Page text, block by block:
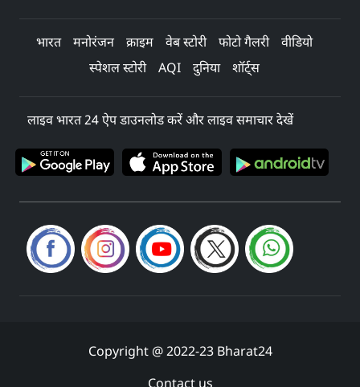
भारत मनोरंजन क्राइम वेब स्टोरी फोटो गैलरी
वीडियो
स्पेशल स्टोरी
AQI दुनिया शॉर्ट्स
लाइव भारत 24 ऐप डाउनलोड करें और लाइव समाचार देखें
Copyright @ 2022-23 Bharat24
Contact us